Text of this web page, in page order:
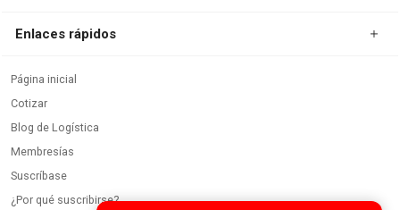
Enlaces rápidos
Página inicial
Cotizar
Blog de Logística
Membresías
Suscríbase
¿Por qué suscribirse?